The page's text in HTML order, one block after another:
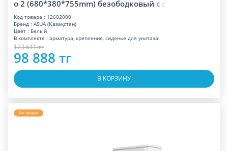
o 2 (680*380*755mm) безободковый с с
Код товара : 12602000
Бренд : ASUA (Қазақстан)
Цвет : Белый
В комплекте : арматура, крепление, сиденье для унитаза
123 611 тг
98 888 тг
В КОРЗИНУ
Хит продаж